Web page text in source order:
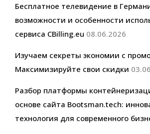
Бесплатное телевидение в
возможности и особенности
сервиса CBilling.eu 08.06.2026
Изучаем секреты экономии с
Максимизируйте свои скидки
Разбор платформы
основе сайта Bootsman.tech:
технология для современного